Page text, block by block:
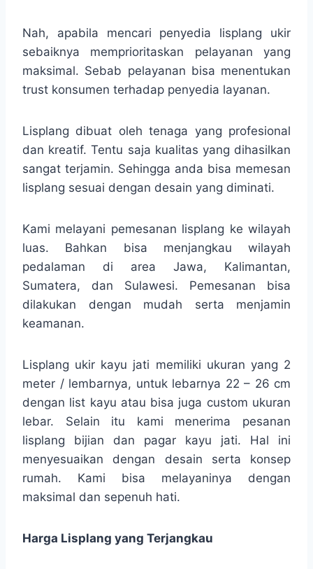
Nah, apabila mencari penyedia lisplang ukir
sebaiknya memprioritaskan pelayanan yang
maksimal. Sebab pelayanan bisa menentukan
trust konsumen terhadap penyedia layanan.
Lisplang dibuat oleh tenaga yang profesional
dan kreatif. Tentu saja kualitas yang dihasilkan
sangat terjamin. Sehingga anda bisa memesan
lisplang sesuai dengan desain yang diminati.
Kami melayani pemesanan lisplang ke wilayah
luas. Bahkan bisa menjangkau wilayah
pedalaman di area Jawa, Kalimantan,
Sumatera, dan Sulawesi. Pemesanan bisa
dilakukan dengan mudah serta menjamin
keamanan.
Lisplang ukir kayu jati memiliki ukuran yang 2
meter / lembarnya, untuk lebarnya 22 – 26 cm
dengan list kayu atau bisa juga custom ukuran
lebar. Selain itu kami menerima pesanan
lisplang bijian dan pagar kayu jati. Hal ini
menyesuaikan dengan desain serta konsep
rumah. Kami bisa melayaninya dengan
maksimal dan sepenuh hati.
Harga Lisplang yang Terjangkau